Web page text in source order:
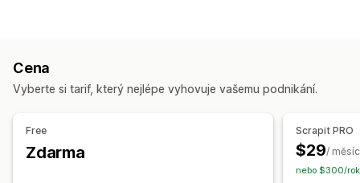
Cena
Vyberte si tarif, který nejlépe vyhovuje vašemu podnikání.
Free
Zdarma
Scrapit PRO
$29/ měsíc
nebo $300/